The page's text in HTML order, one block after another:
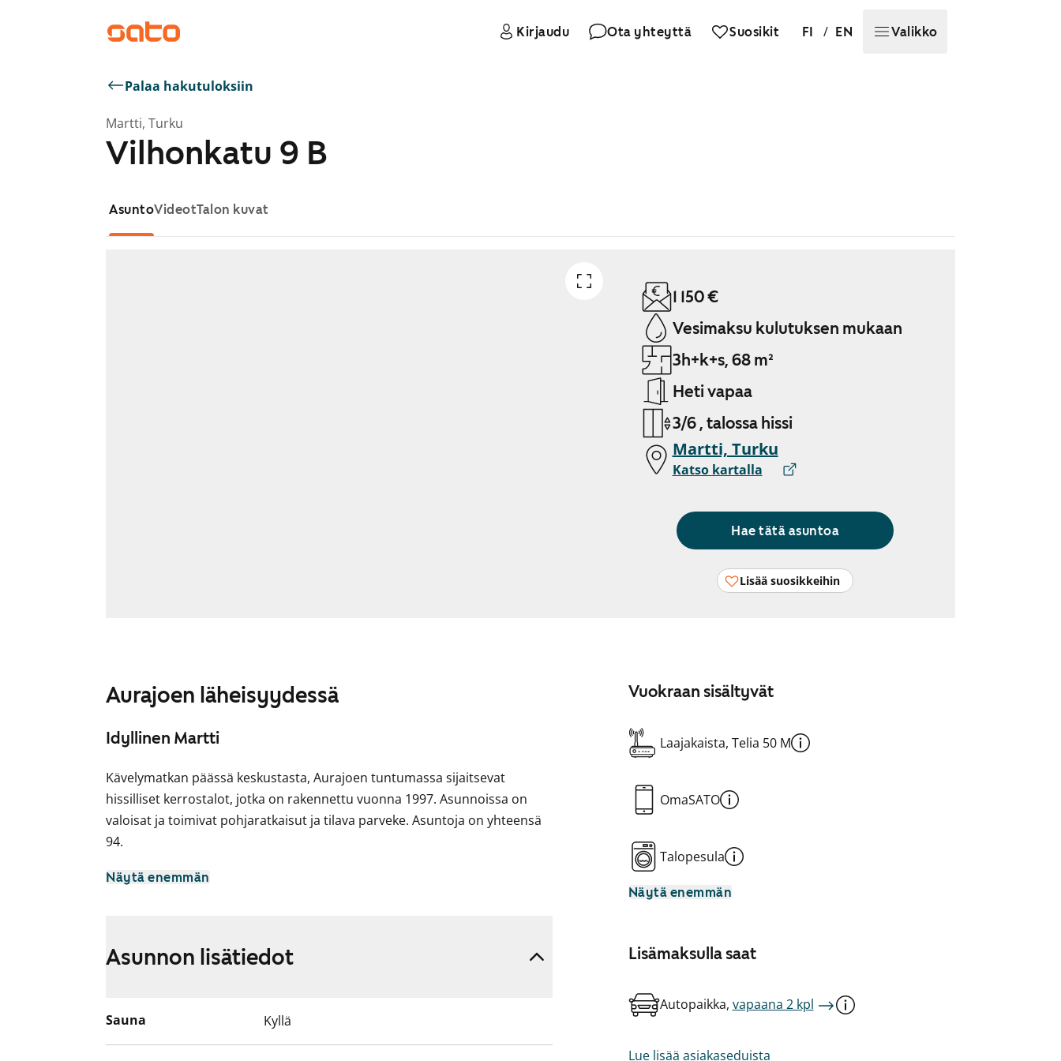
Kirjaudu Ota yhteyttä Suosikit FI / EN Valikko
Palaa hakutuloksiin
Martti, Turku
Vilhonkatu 9 B
AsuntoVideotTalon kuvat
1 150 €
Vesimaksu kulutuksen mukaan
3h+k+s, 68 m²
Heti vapaa
3/6 , talossa hissi
Martti, Turku
Katso kartalla
Hae tätä asuntoa
Lisää suosikkeihin
Aurajoen läheisyydessä
Idyllinen Martti
Kävelymatkan päässä keskustasta, Aurajoen tuntumassa sijaitsevat
hissilliset kerrostalot, jotka on rakennettu vuonna 1997. Asunnoissa on
valoisat ja toimivat pohjaratkaisut ja tilava parveke. Asuntoja on yhteensä
94.
Viihtyisä ja suojaisa sisäpiha, leikkipaikka lapsille.
Autohallipaikkoja vuokrattavissa.
suunnitteilla korjauksia. Käyttökiellon ajalta maksetaan vuokrahyvitystä.
Näytä enemmän
Vuokraan sisältyvät
Laajakaista, Telia 50 M
OmaSATO
Talopesula
Näytä enemmän
Lisämaksulla saat
Autopaikka, vapaana 2 kpl
Lue lisää asiakaseduista
Asunnon lisätiedot
Sauna Kyllä